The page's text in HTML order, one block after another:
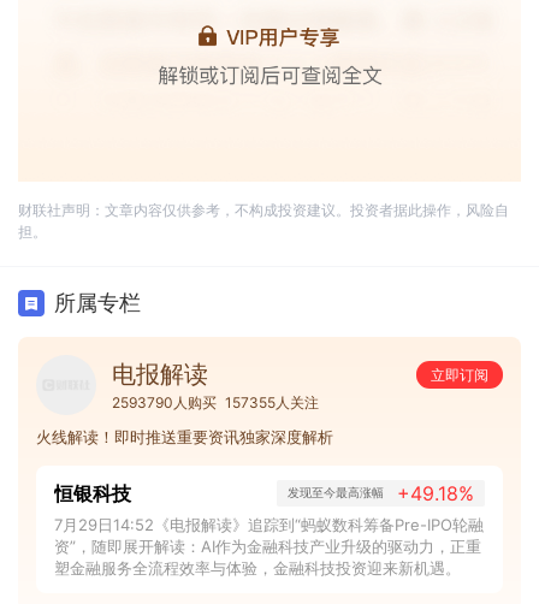
财联社声明：文章内容仅供参考，不构成投资建议。投资者据此操作，风险自
担。
所属专栏
电报解读
立即订阅
2593790人购买 157355人关注
火线解读！即时推送重要资讯独家深度解析
恒银科技 发现至今最高涨幅 +49.18%
7月29日14:52《电报解读》追踪到“蚂蚁数科筹备Pre-IPO轮融
资”，随即展开解读：AI作为金融科技产业升级的驱动力，正重
塑金融服务全流程效率与体验，金融科技投资迎来新机遇。